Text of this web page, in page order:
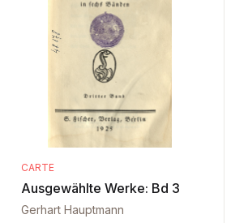
CARTE
Ausgewählte Werke: Bd 3
Gerhart Hauptmann